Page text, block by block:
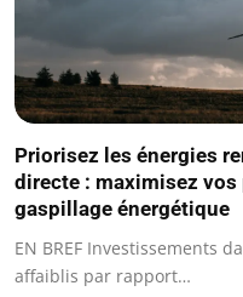
Priorisez les énergies
directe : maximisez
gaspillage énergétique
EN BREF Investissements
affaiblis par rapport…